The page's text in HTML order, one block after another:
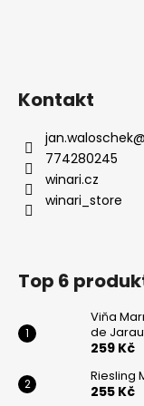
Kontakt
jan.waloschek@
774280245
winari.cz
winari_store
Top 6
Viňa
de
259 Kč
Riesling
255 Kč